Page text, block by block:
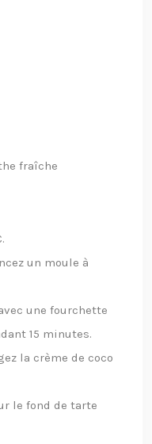
fraîche
un moule à
une fourchette
15 minutes.
la crème de coco
le fond de tarte